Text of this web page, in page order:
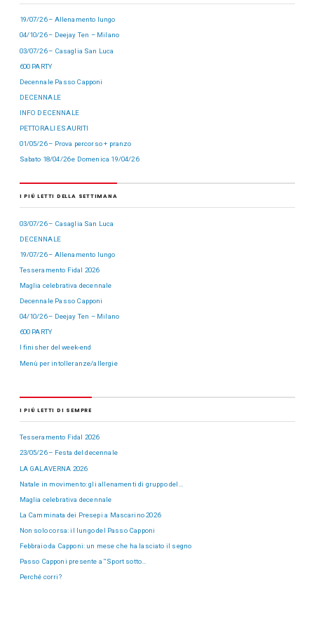
19/07/26 – Allenamento lungo
04/10/26 – Deejay Ten – Milano
03/07/26 – Casaglia San Luca
600 PARTY
Decennale Passo Capponi
DECENNALE
INFO DECENNALE
PETTORALI ESAURITI
01/05/26 – Prova percorso + pranzo
Sabato 18/04/26 e Domenica 19/04/26
I PIÙ LETTI DELLA SETTIMANA
03/07/26 – Casaglia San Luca
DECENNALE
19/07/26 – Allenamento lungo
Tesseramento Fidal 2026
Maglia celebrativa decennale
Decennale Passo Capponi
04/10/26 – Deejay Ten – Milano
600 PARTY
I finisher del week-end
Menù per intolleranze/allergie
I PIÙ LETTI DI SEMPRE
Tesseramento Fidal 2026
23/05/26 – Festa del decennale
LA GALAVERNA 2026
Natale in movimento: gli allenamenti di gruppo del…
Maglia celebrativa decennale
La Camminata dei Presepi a Mascarino 2026
Non solo corsa: il lungo del Passo Capponi
Febbraio da Capponi: un mese che ha lasciato il segno
Passo Capponi presente a “Sport sotto…
Perché corri?